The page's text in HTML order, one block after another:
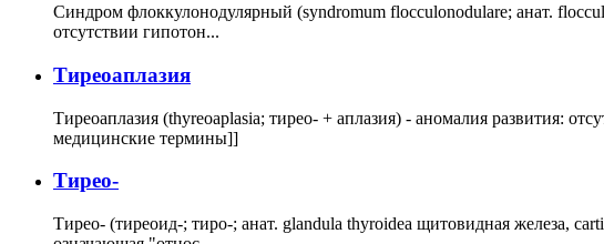
Синдром флоккулонодулярный (syndromum flocculonodulare; анат.
отсутствии гипотон...
Тиреоаплазия
Тиреоаплазия (thyreoaplasia; тирео- + аплазия) - аномалия развития:
медицинские термины]]
Тирео-
Тирео- (тиреоид-; тиро-; анат. glandula thyroidea щитовидная железа,